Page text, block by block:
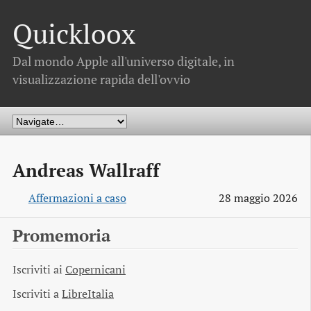
Quickloox
Dal mondo Apple all'universo digitale, in
visualizzazione rapida dell'ovvio
Andreas Wallraff
Affermazioni a caso 28 maggio 2026
Promemoria
Iscriviti ai Copernicani
Iscriviti aLibreItalia